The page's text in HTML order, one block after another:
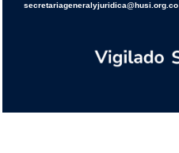
secretariageneralyjuridica@husi.org.co